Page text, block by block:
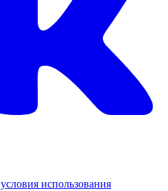
условия использования